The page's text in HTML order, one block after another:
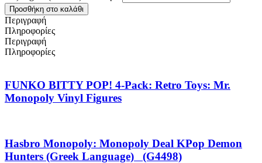
Προσθήκη στο καλάθι
Περιγραφή
Πληροφορίες
Περιγραφή
Πληροφορίες
FUNKO BITTY POP! 4-Pack: Retro Toys: Mr.
Monopoly Vinyl Figures
Hasbro Monopoly: Monopoly Deal KPop Demon
Hunters (Greek Language) (G4498)